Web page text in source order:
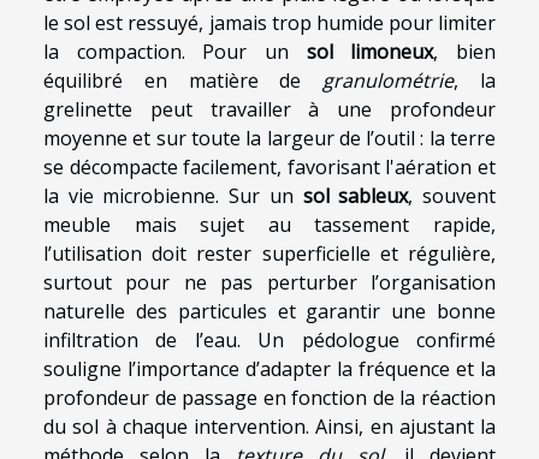
le sol est ressuyé, jamais trop humide pour limiter
la compaction. Pour un sol limoneux, bien
équilibré en matière de granulométrie, la
grelinette peut travailler à une profondeur
moyenne et sur toute la largeur de l’outil : la terre
se décompacte facilement, favorisant l'aération et
la vie microbienne. Sur un sol sableux, souvent
meuble mais sujet au tassement rapide,
l’utilisation doit rester superficielle et régulière,
surtout pour ne pas perturber l’organisation
naturelle des particules et garantir une bonne
infiltration de l’eau. Un pédologue confirmé
souligne l’importance d’adapter la fréquence et la
profondeur de passage en fonction de la réaction
du sol à chaque intervention. Ainsi, en ajustant la